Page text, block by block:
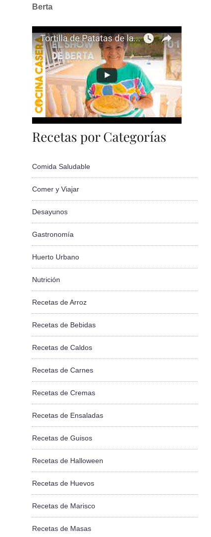
Berta
Recetas por Categorías
Comida Saludable
Comer y Viajar
Desayunos
Gastronomía
Huerto Urbano
Nutrición
Recetas de Arroz
Recetas de Bebidas
Recetas de Caldos
Recetas de Carnes
Recetas de Cremas
Recetas de Ensaladas
Recetas de Guisos
Recetas de Halloween
Recetas de Huevos
Recetas de Marisco
Recetas de Masas